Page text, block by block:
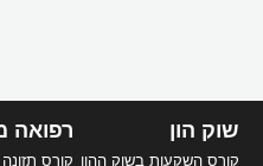
שוק הון
קורס השקעות בשוק ההון
רפואה
קורס